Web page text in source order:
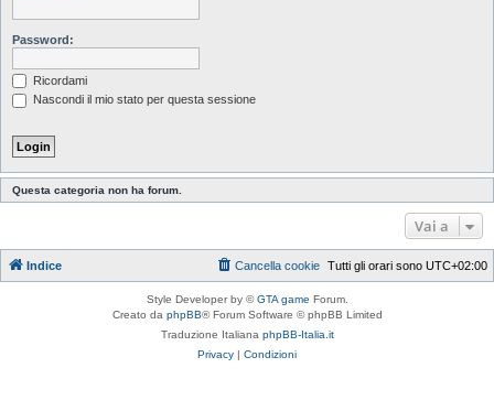
Password:
Ricordami
Nascondi il mio stato per questa sessione
Questa categoria non ha forum.
Vai a
Indice Tutti gli orari sono UTC+02:00
Cancella cookie
Style Developer by ©GTA game Forum.
Creato da phpBB® Forum Software © phpBB Limited
Traduzione Italiana phpBB-Italia.it
Privacy | Condizioni